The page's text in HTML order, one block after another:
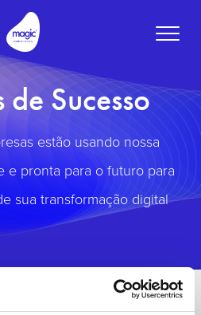
Toggle
Sucesso
estão usando nossa
e pronta para o futuro para
sua transformação digital